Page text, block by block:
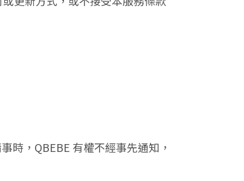
時，QBEBE 有權不經事先通知，